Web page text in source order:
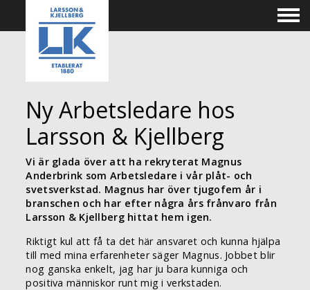
Ny Arbetsledare hos
Larsson & Kjellberg
Vi är glada över att ha rekryterat Magnus
Anderbrink som Arbetsledare i vår plåt- och
svetsverkstad. Magnus har över tjugofem år i
branschen och har efter några års frånvaro från
Larsson & Kjellberg hittat hem igen.
Riktigt kul att få ta det här ansvaret och kunna hjälpa
till med mina erfarenheter säger Magnus. Jobbet blir
nog ganska enkelt, jag har ju bara kunniga och
positiva människor runt mig i verkstaden.